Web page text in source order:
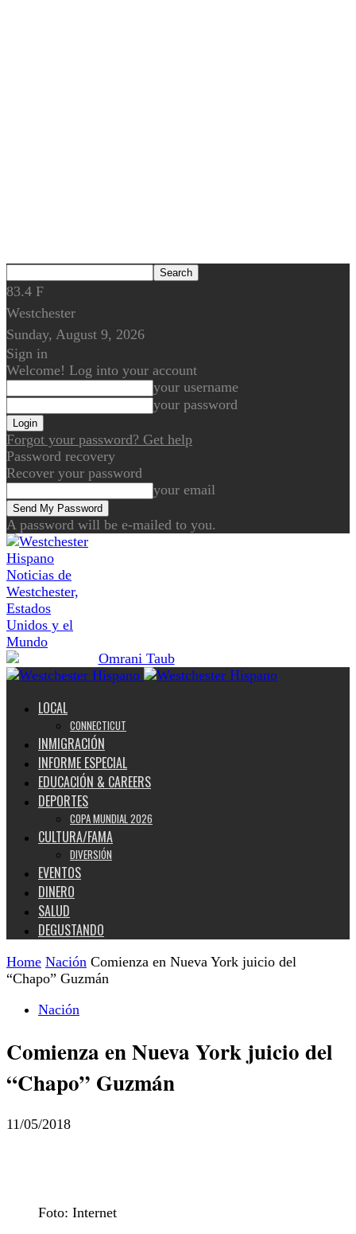
83.4 F
Westchester
Sunday, August 9, 2026
Sign in
Welcome! Log into your account
your username
your password
Forgot your password? Get help
Password recovery
Recover your password
your email
A password will be e-mailed to you.
Noticias de
Westchester,
Estados
Unidos y el
Mundo
LOCAL
CONNECTICUT
INMIGRACIÓN
INFORME ESPECIAL
EDUCACIÓN & CAREERS
DEPORTES
COPA MUNDIAL 2026
CULTURA/FAMA
DIVERSIÓN
EVENTOS
DINERO
SALUD
DEGUSTANDO
Home Nación Comienza en Nueva York juicio del
“Chapo” Guzmán
Nación
Comienza en Nueva York juicio del
“Chapo” Guzmán
11/05/2018
Foto: Internet